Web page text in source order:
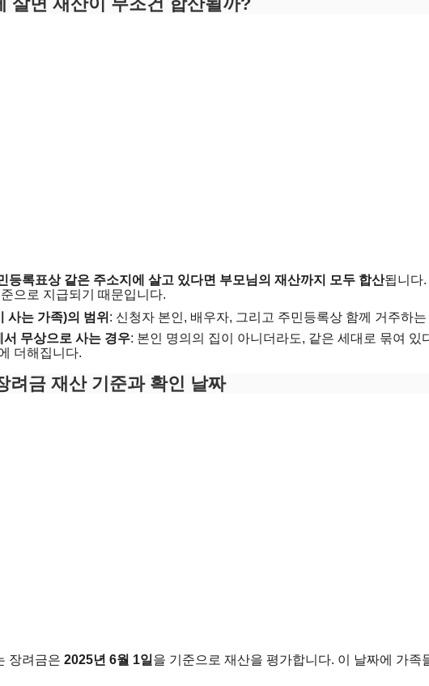
등록표상 같은 주소지에 살고 있다면 부모님의 재산까지 모두 합산됩니다
으로 지급되기 때문입니다.
사는 가족)의 범위 : 신청자 본인, 배우자, 그리고 주민등록상 함께 거주하
서 무상으로 사는 경우: 본인 명의의 집이 아니더라도, 같은 세대로 묶여 있
더해집니다.
려금 재산 기준과 확인 날짜
장려금은 2025년 6월 1일 을 기준으로 재산을 평가합니다. 이 날짜에 가족